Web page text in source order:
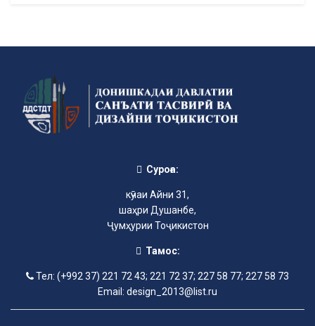
Суроға:
кӯчаи Айни 31,
шаҳри Душанбе,
Ҷумҳурии Тоҷикистон
Тамос:
Тел: (+992 37) 221 72 43; 221 72 37; 227 58 77; 227 58 73
Email: design_2013@list.ru